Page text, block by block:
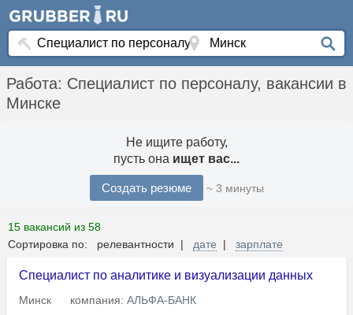
Работа: Специалист по персоналу, вакансии в
Минске
Не ищите работу,
пусть она ищет вас...
Создать резюме ~ 3 минуты
15 вакансий из 58
Сортировка по: релевантности | дате | зарплате
Специалист по аналитике и визуализации данных
Минск компания: АЛЬФА-БАНК